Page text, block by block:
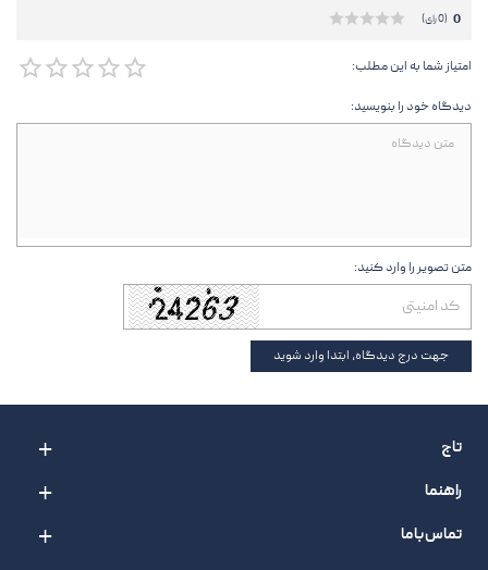
0 (0 رای)
امتیاز شما به این مطلب:
دیدگاه خود را بنویسید:
متن تصویر را وارد کنید:
جهت درج دیدگاه، ابتدا وارد شوید
تاج
راهنما
تماس با ما